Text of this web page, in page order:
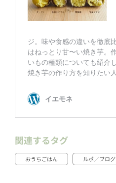
関連するタグ
おうちごはん ルポ／ブログ